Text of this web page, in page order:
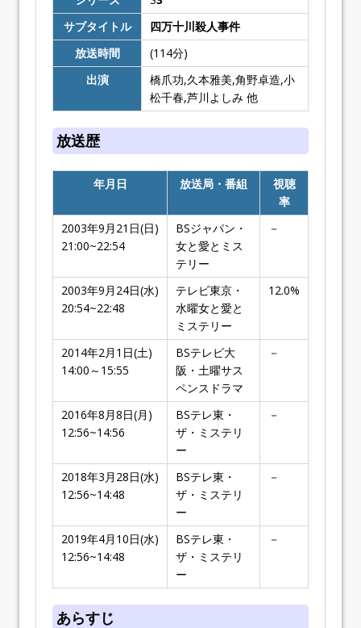
サブタイトル
四万十川殺人事件
放送時間
(114分)
出演
橋爪功,久本雅美,角野卓造,小
松千春,芦川よしみ 他
放送歴
年月日 放送局・番組
視聴
率
2003年9月21日(日)
21:00~22:54
BSジャパン・
女と愛とミス
テリー
－
2003年9月24日(水)
20:54~22:48
テレビ東京・
水曜女と愛と
ミステリー
12.0%
2014年2月1日(土)
14:00～15:55
BSテレビ大
阪・土曜サス
ペンスドラマ
－
2016年8月8日(月)
12:56~14:56
BSテレ東・
ザ・ミステリ
ー
－
2018年3月28日(水)
12:56~14:48
BSテレ東・
ザ・ミステリ
ー
－
2019年4月10日(水)
12:56~14:48
BSテレ東・
ザ・ミステリ
ー
－
あらすじ